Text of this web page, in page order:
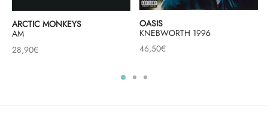
ARCTIC MONKEYS
AM
28,90€
OASIS
KNEBWORTH 1996
46,50€